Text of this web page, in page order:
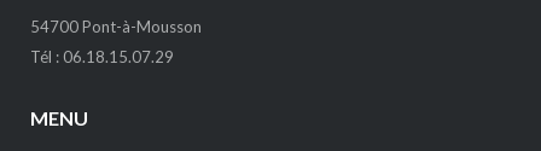
54700 Pont-à-Mousson
Tél : 06.18.15.07.29
MENU